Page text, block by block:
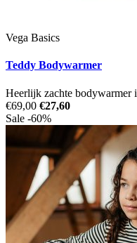
Vega Basics
Teddy Bodywarmer
Heerlijk zachte bodywarmer
€69,00 €27,60
Sale -60%